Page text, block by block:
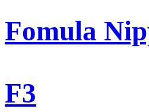
Fomula
F3